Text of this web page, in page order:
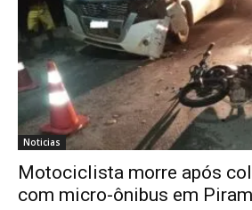
Noticias
Motociclista morre após
com micro-ônibus em